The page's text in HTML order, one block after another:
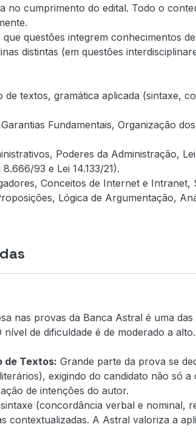
no cumprimento do edital. Todo o
questões integrem conhecimentos
distintas (em questões
de textos, gramática aplicada (sintaxe,
Fundamentais, Organização
Poderes da Administração,
93 e Lei 14.133/21).
Conceitos de Internet e Intranet,
Lógica de Argumentação,
nas provas da Banca Astral é uma
de dificuldade é de moderado a
de Textos: Grande parte da prova se
exigindo do candidato não só a
de intenções do autor.
(concordância verbal e nominal,
contextualizadas. A Astral valoriza a